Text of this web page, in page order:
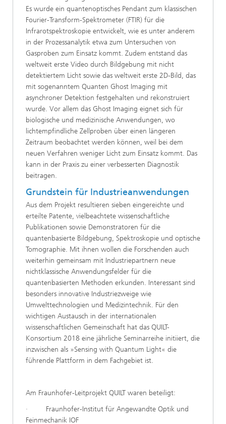
Es wurde ein quantenoptisches Pendant zum klassischen
Fourier-Transform-Spektrometer (FTIR) für die
Infrarotspektroskopie entwickelt, wie es unter anderem
in der Prozessanalytik etwa zum Untersuchen von
Gasproben zum Einsatz kommt. Zudem entstand das
weltweit erste Video durch Bildgebung mit nicht
detektiertem Licht sowie das weltweit erste 2D-Bild, das
mit sogenanntem Quanten Ghost Imaging mit
asynchroner Detektion festgehalten und rekonstruiert
wurde. Vor allem das Ghost Imaging eignet sich für
biologische und medizinische Anwendungen, wo
lichtempfindliche Zellproben über einen längeren
Zeitraum beobachtet werden können, weil bei dem
neuen Verfahren weniger Licht zum Einsatz kommt. Das
kann in der Praxis zu einer verbesserten Diagnostik
beitragen.
Grundstein für Industrieanwendungen
Aus dem Projekt resultieren sieben eingereichte und
erteilte Patente, vielbeachtete wissenschaftliche
Publikationen sowie Demonstratoren für die
quantenbasierte Bildgebung, Spektroskopie und optische
Tomographie. Mit ihnen wollen die Forschenden auch
weiterhin gemeinsam mit Industriepartnern neue
nichtklassische Anwendungsfelder für die
quantenbasierten Methoden erkunden. Interessant sind
besonders innovative Industriezweige wie
Umwelttechnologien und Medizintechnik. Für den
wichtigen Austausch in der internationalen
wissenschaftlichen Gemeinschaft hat das QUILT-
Konsortium 2018 eine jährliche Seminarreihe initiiert, die
inzwischen als »Sensing with Quantum Light« die
führende Plattform in dem Fachgebiet ist.
Am Fraunhofer-Leitprojekt QUILT waren beteiligt:
· Fraunhofer-Institut für Angewandte Optik und
Feinmechanik IOF